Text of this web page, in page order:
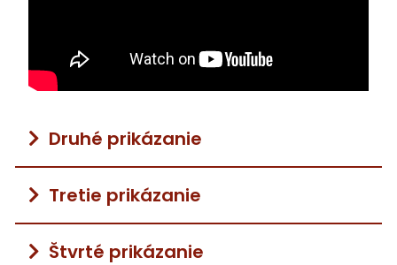
Druhé prikázanie
Tretie prikázanie
Štvrté prikázanie